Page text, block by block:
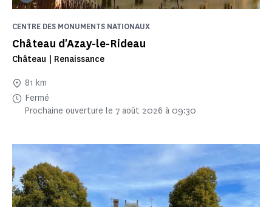
Château d'Azay-le-Rideau
CENTRE DES MONUMENTS NATIONAUX
Château | Renaissance
81 km
Fermé
Prochaine ouverture le 7 août 2026 à 09:30